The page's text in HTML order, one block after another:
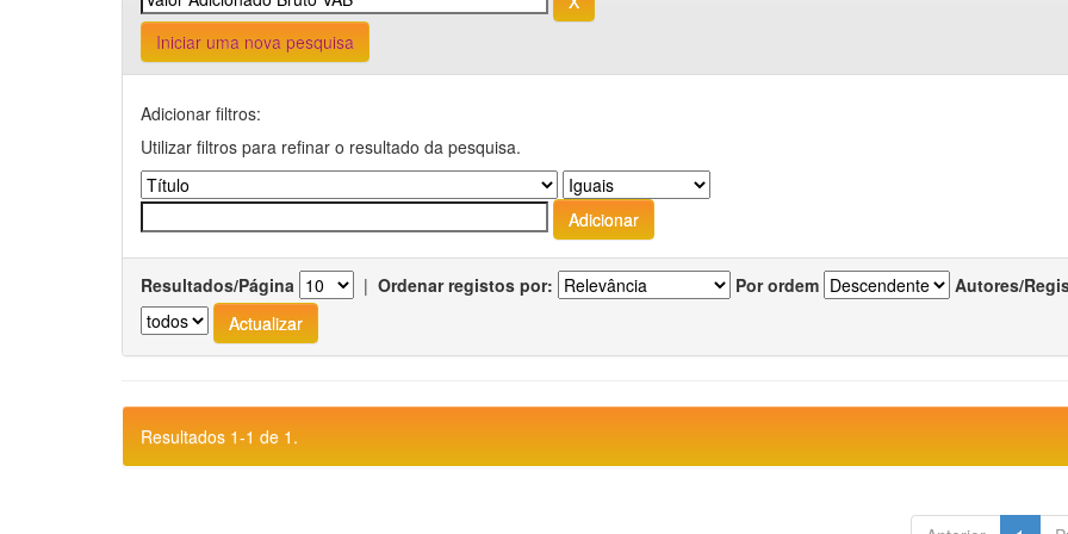
Iniciar uma nova pesquisa
Adicionar filtros:
Utilizar filtros para refinar o resultado da pesquisa.
Resultados/Página | Ordenar registos por: Por ordem Autores/
Resultados 1-1 de 1.